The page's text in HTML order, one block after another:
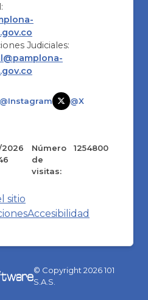
Judiciales:
@Instagram
@X
2026
Número
de
visitas:
1254800
sitio
Accesibilidad
© Copyright2026101
S.A.S.